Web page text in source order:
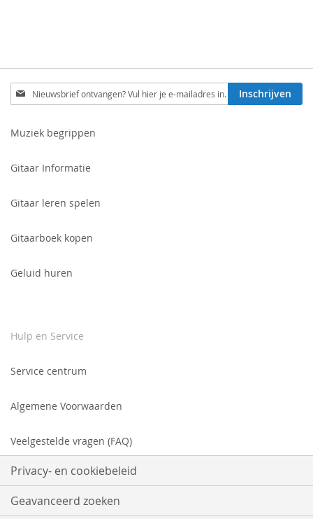
Schrijf
je
voor
Inschrijven
Muziek begrippen
Gitaar Informatie
Gitaar leren spelen
Gitaarboek kopen
Geluid huren
Hulp en Service
Service centrum
Algemene Voorwaarden
Veelgestelde vragen (FAQ)
Privacy- en cookiebeleid
Geavanceerd zoeken